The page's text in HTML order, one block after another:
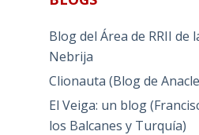
Blog del Área de RRII de
Nebrija
Clionauta (Blog de
El Veiga: un blog
los Balcanes y Turquía)